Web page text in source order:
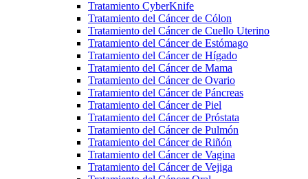
Tratamiento CyberKnife
Tratamiento del Cáncer de Cólon
Tratamiento del Cáncer de Cuello Uterino
Tratamiento del Cáncer de Estómago
Tratamiento del Cáncer de Hígado
Tratamiento del Cáncer de Mama
Tratamiento del Cáncer de Ovario
Tratamiento del Cáncer de Páncreas
Tratamiento del Cáncer de Piel
Tratamiento del Cáncer de Próstata
Tratamiento del Cáncer de Pulmón
Tratamiento del Cáncer de Riñón
Tratamiento del Cáncer de Vagina
Tratamiento del Cáncer de Vejiga